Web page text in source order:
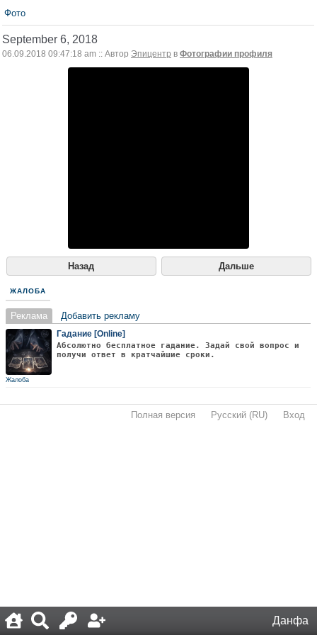
Данфа
Фото
September 6, 2018
06.09.2018 09:47:18 am :: Автор Эпицентр в Фотографии профиля
Назад Дальше
ЖАЛОБА
Реклама Добавить рекламу
Гадание [Online]
Абсолютно бесплатное гадание. Задай свой вопрос и
получи ответ в кратчайшие сроки.
Жалоба
Полная версия Русский (RU) Вход